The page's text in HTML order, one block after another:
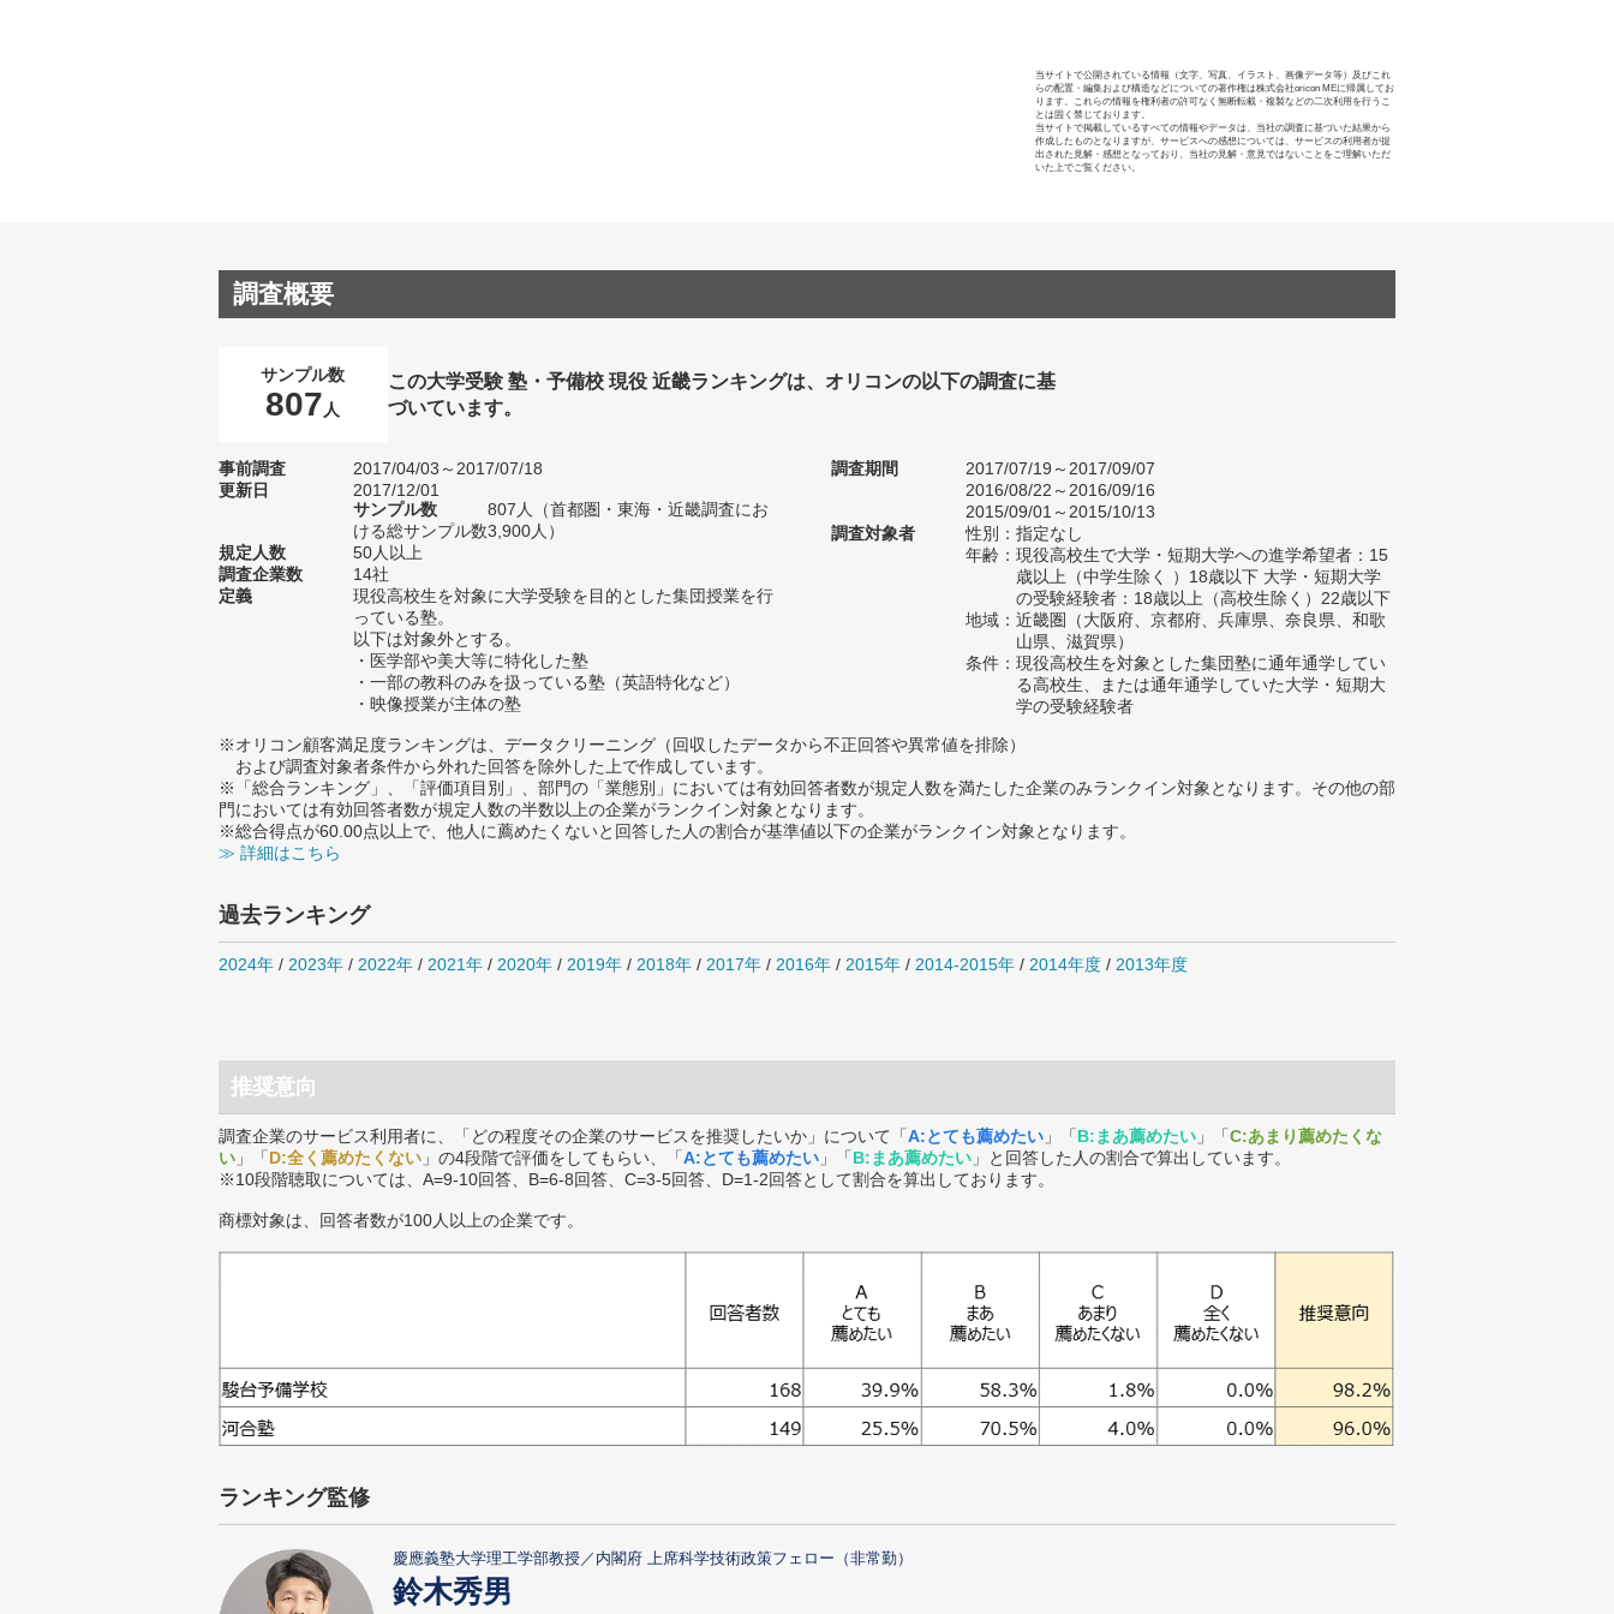
当サイトで公開されている情報（文字、写真、イラスト、画像データ等）及びこれ
らの配置・編集および構造などについての著作権は株式会社oricon MEに帰属してお
ります。これらの情報を権利者の許可なく無断転載・複製などの二次利用を行うこ
とは固く禁じております。
当サイトで掲載しているすべての情報やデータは、当社の調査に基づいた結果から
作成したものとなりますが、サービスへの感想については、サービスの利用者が提
出された見解・感想となっており、当社の見解・意見ではないことをご理解いただ
いた上でご覧ください。
調査概要
サンプル数
807 人
この大学受験 塾・予備校 現役 近畿ランキングは、オリコンの以下の調査に基
づいています。
事前調査
2017/04/03～2017/07/18
更新日
2017/12/01
サンプル数
807人（首都圏・東海・近畿調査にお
ける総サンプル数3,900人）
規定人数
50人以上
調査企業数
14社
定義
現役高校生を対象に大学受験を目的とした集団授業を行
っている塾。
以下は対象外とする。
・医学部や美大等に特化した塾
・一部の教科のみを扱っている塾（英語特化など）
・映像授業が主体の塾
調査期間
2017/07/19～2017/09/07
2016/08/22～2016/09/16
2015/09/01～2015/10/13
調査対象者
性別：指定なし
年齢：現役高校生で大学・短期大学への進学希望者：15
歳以上（中学生除く ）18歳以下 大学・短期大学
の受験経験者：18歳以上（高校生除く）22歳以下
地域：近畿圏（大阪府、京都府、兵庫県、奈良県、和歌
山県、滋賀県）
条件：現役高校生を対象とした集団塾に通年通学してい
る高校生、または通年通学していた大学・短期大
学の受験経験者
※オリコン顧客満足度ランキングは、データクリーニング（回収したデータから不正回答や異常値を排除）
および調査対象者条件から外れた回答を除外した上で作成しています。
※「総合ランキング」、「評価項目別」、部門の「業態別」においては有効回答者数が規定人数を満たした企業のみランクイン対象となります。その他の部
門においては有効回答者数が規定人数の半数以上の企業がランクイン対象となります。
※総合得点が60.00点以上で、他人に薦めたくないと回答した人の割合が基準値以下の企業がランクイン対象となります。
≫ 詳細はこちら
過去ランキング
2024年 / 2023年 / 2022年 / 2021年 / 2020年 / 2019年 / 2018年 / 2017年 / 2016年 / 2015年 / 2014-2015年 / 2014年度 / 2013年度
推奨意向
調査企業のサービス利用者に、「どの程度その企業のサービスを推奨したいか」について「A:とても薦めたい 」「B:まあ薦めたい 」「C:あまり薦めたくな
い 」「D:全く薦めたくない 」の4段階で評価をしてもらい、「A:とても薦めたい 」「B:まあ薦めたい 」と回答した人の割合で算出しています。
※10段階聴取については、A=9-10回答、B=6-8回答、C=3-5回答、D=1-2回答として割合を算出しております。
商標対象は、回答者数が100人以上の企業です。
ランキング監修
慶應義塾大学理工学部教授／内閣府 上席科学技術政策フェロー（非常勤）
鈴木秀男